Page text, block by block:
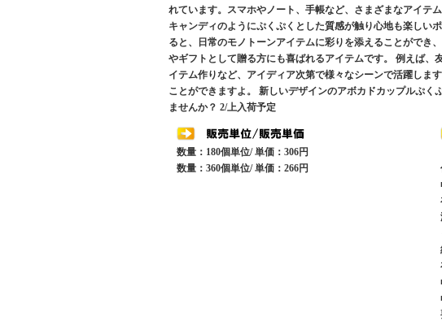
れています。スマホやノート、手帳など、さまざまなアイテ
キャンディのようにぷくぷくとした質感が触り心地も楽しい
ると、日常のモノトーンアイテムに彩りを添えることができ
やギフトとして贈る方にも喜ばれるアイテムです。 例えば
イテム作りなど、アイディア次第で様々なシーンで活躍しま
ことができますよ。 新しいデザインのアボカドカップルぷ
ませんか？ 2/上入荷予定
数量：180個単位/ 単価：306円
数量：360個単位/ 単価：266円